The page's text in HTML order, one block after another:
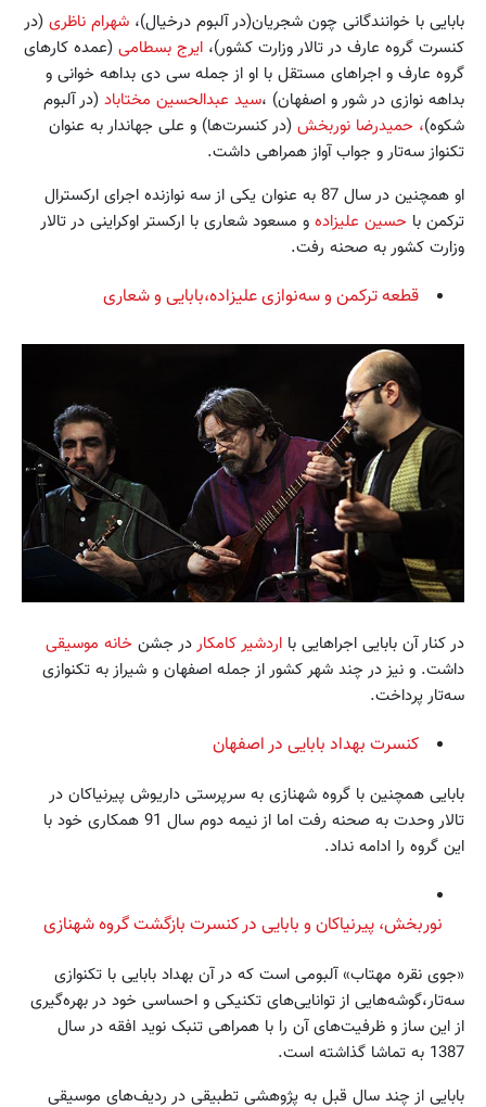
بابایی با خوانندگانی چون شجریان(در آلبوم درخیال)، شهرام ناظری (در
کنسرت گروه عارف در تالار وزارت کشور)، ایرج بسطامی (عمده کارهای
گروه عارف و اجراهای مستقل با او از جمله سی دی بداهه خوانی و
بداهه نوازی در شور و اصفهان) ،سید عبدالحسین مختاباد (در آلبوم
شکوه)، حمیدرضا نوربخش (در کنسرت‌ها) و علی جهاندار به عنوان
تکنواز سه‌تار و جواب آواز همراهی داشت.
او همچنین در سال 87 به عنوان یکی از سه ‌نوازنده اجرای ارکسترال
ترکمن با حسین علیزاده و مسعود شعاری با ارکستر اوکراینی در تالار
وزارت کشور به صحنه رفت.
قطعه ترکمن و سه‌نوازی علیزاده،بابایی و شعاری
در کنار آن بابایی اجراهایی با اردشیر کامکاردر جشن خانه موسیقی
داشت. و نیز در چند شهر کشور از جمله اصفهان و شیراز به تکنوازی
سه‌تار پرداخت.
کنسرت بهداد بابایی در اصفهان
بابایی همچنین با گروه شهنازی به سرپرستی داریوش پیرنیاکان در
تالار وحدت به صحنه رفت اما از نیمه دوم سال 91 همکاری خود با
این گروه را ادامه نداد.
نوربخش، پیرنیاکان و بابایی در کنسرت بازگشت گروه شهنازی
«جوی نقره مهتاب» آلبومی است که در آن بهداد بابایی با تکنوازی
سه‌تار،گوشه‌هایی از توانایی‌های تکنیکی و احساسی خود در بهره‌گیری
از این ساز و ظرفیت‌های آن را با همراهی تنبک نوید افقه در سال
1387 به تماشا گذاشته است.
بابایی از چند سال قبل به پژوهشی تطبیقی در ردیف‌های موسیقی